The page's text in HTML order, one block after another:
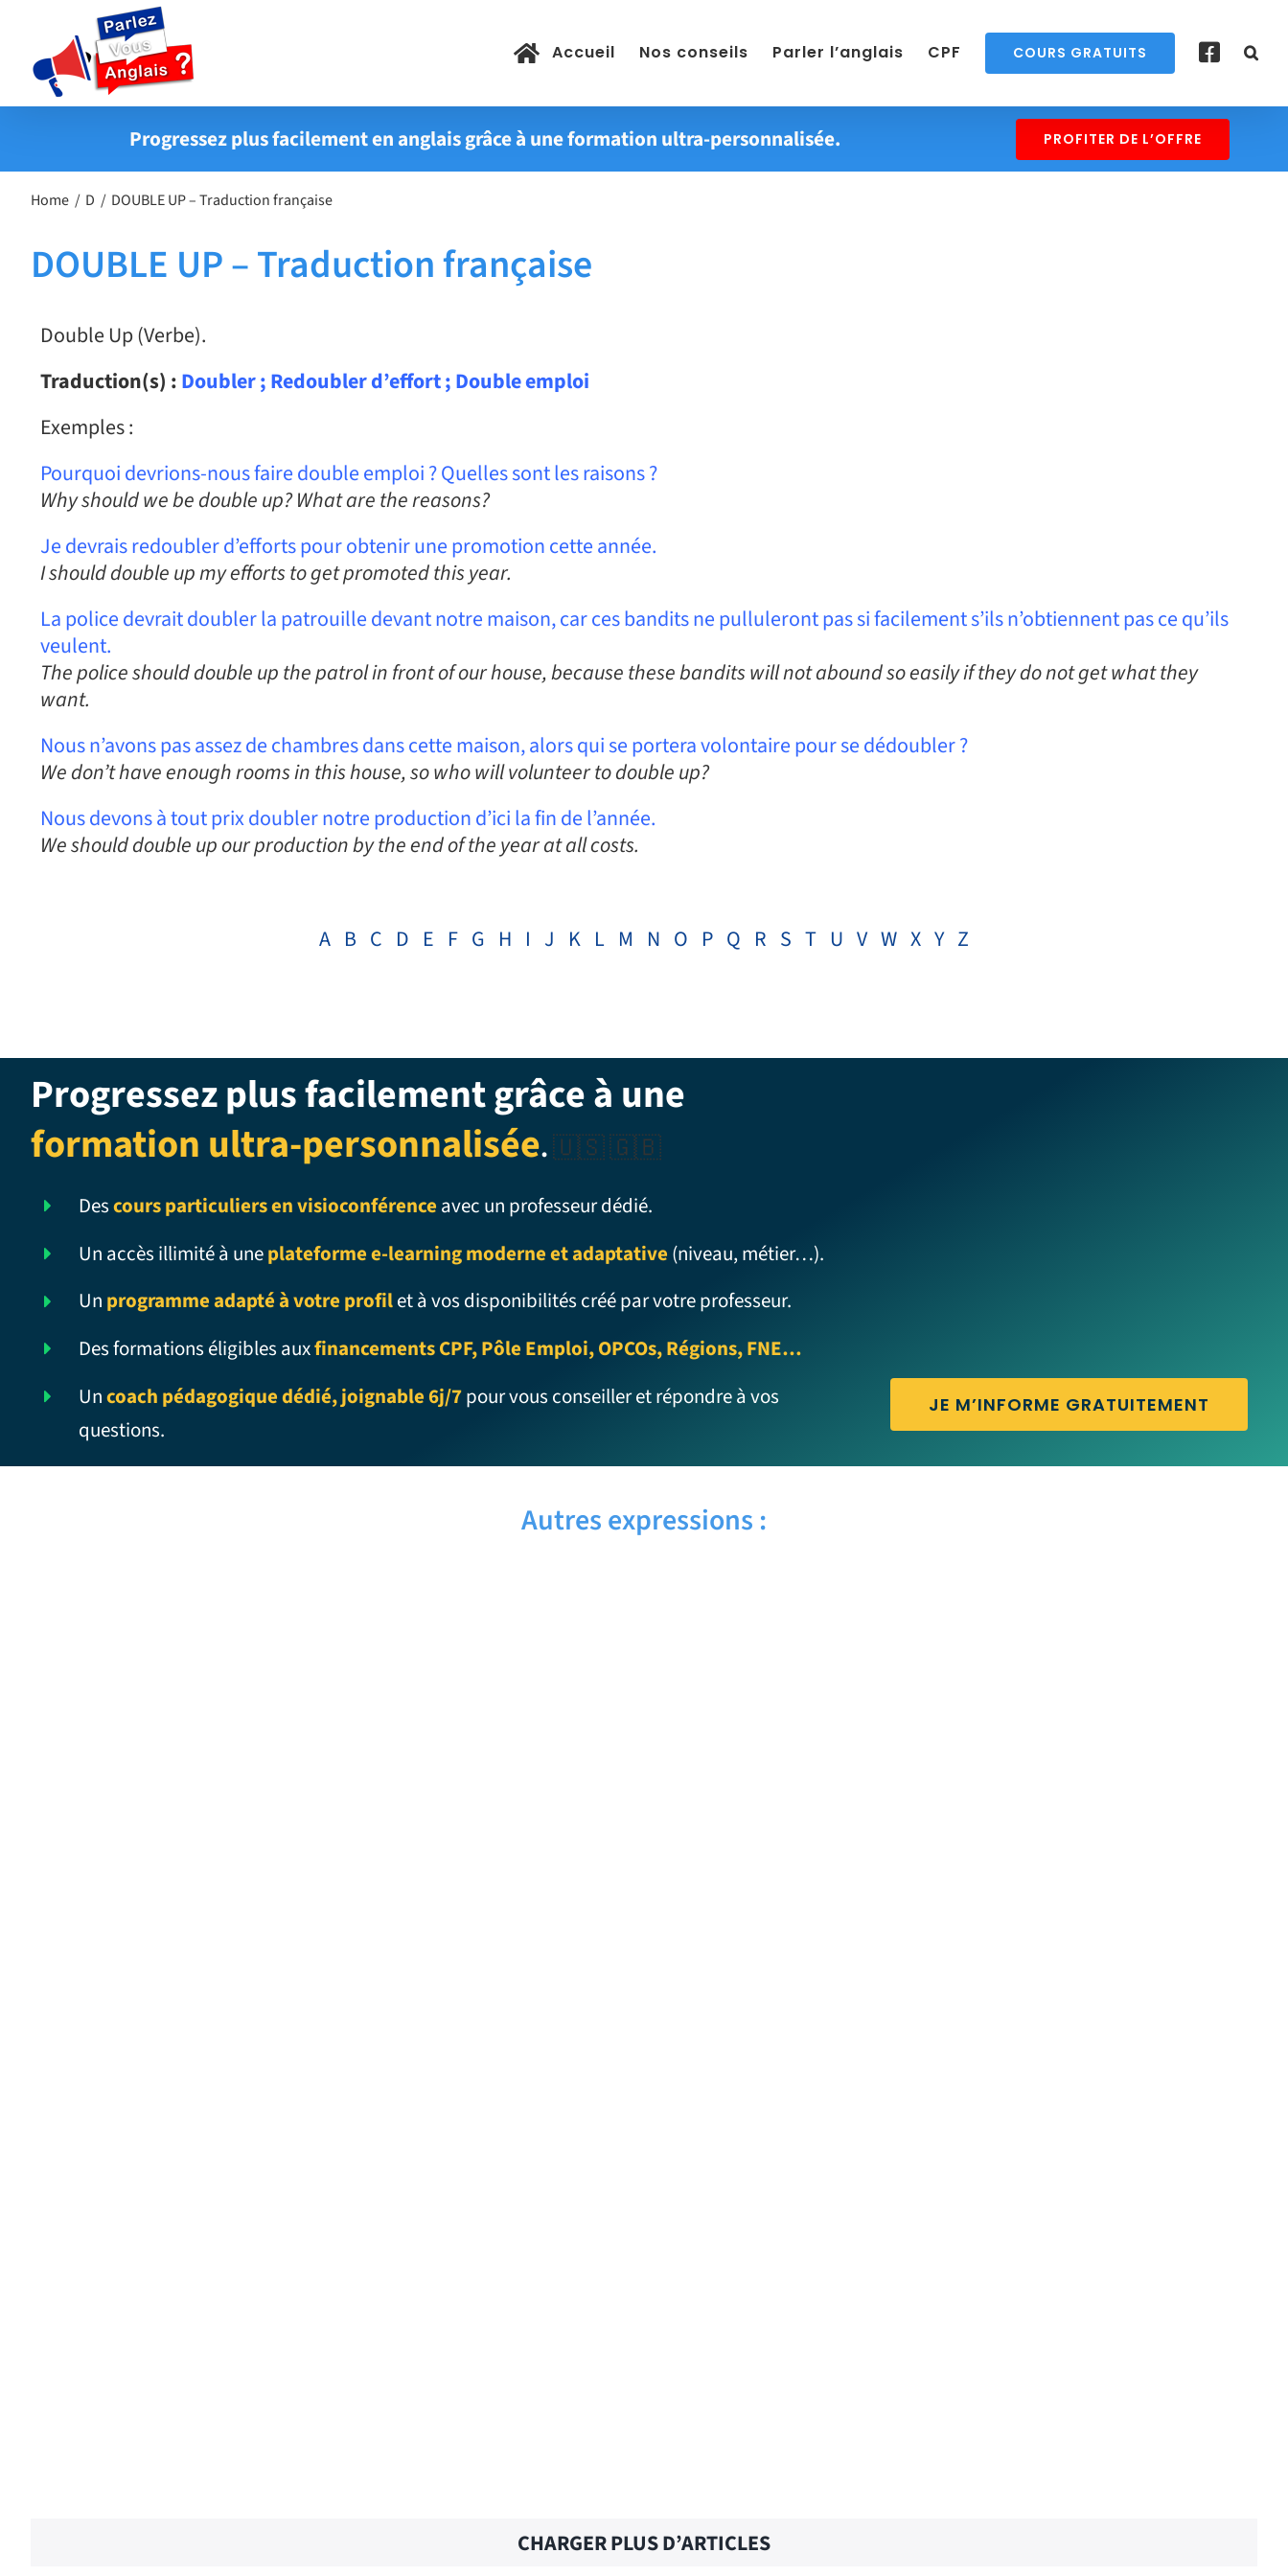
contenu
Accueil Nos conseils Parler l’anglais CPF COURS GRATUITS
Progressez plus facilement en anglais grâce à une formation ultra-personnalisée. PROFITER DE L’OFFRE
Home D DOUBLE UP – Traduction française
DOUBLE UP – Traduction française
Double Up (Verbe).
Traduction(s) :Doubler ; Redoubler d’effort ; Double emploi
Exemples :
Pourquoi devrions-nous faire double emploi ? Quelles sont les raisons ?
Why should we be double up? What are the reasons?
Je devrais redoubler d’efforts pour obtenir une promotion cette année.
I should double up my efforts to get promoted this year.
La police devrait doubler la patrouille devant notre maison, car ces bandits ne pulluleront pas si facilement s’ils n’obtiennent pas ce qu’ils
veulent.
The police should double up the patrol in front of our house, because these bandits will not abound so easily if they do not get what they
want.
Nous n’avons pas assez de chambres dans cette maison, alors qui se portera volontaire pour se dédoubler ?
We don’t have enough rooms in this house, so who will volunteer to double up?
Nous devons à tout prix doubler notre production d’ici la fin de l’année.
We should double up our production by the end of the year at all costs.
A B C D E F G H I J K L M N O P Q R S T U V W X Y Z
Progressez plus facilement grâce à une
formation ultra-personnalisée.🇺🇸 🇬🇧
Descours particuliers en visioconférence avec un professeur dédié.
Un accès illimité à uneplateforme e-learning moderne et adaptative (niveau, métier…).
Un programme adapté à votre profilet à vos disponibilités créé par votre professeur.
Des formations éligibles auxfinancements CPF, Pôle Emploi, OPCOs, Régions, FNE…
Uncoach pédagogique dédié, joignable 6j/7pour vous conseiller et répondre à vos
questions.
JE M’INFORME GRATUITEMENT
Autres expressions :
CHARGER PLUS D’ARTICLES